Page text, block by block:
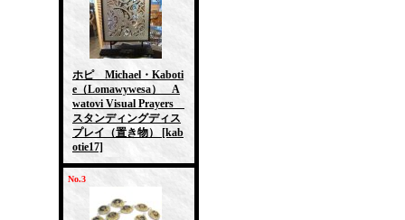
ホピ Michael・Kaboti
e（Lomawywesa） A
watovi Visual Prayers
スタンディングディス
プレイ（置き物）
[kab
otie17]
No.3